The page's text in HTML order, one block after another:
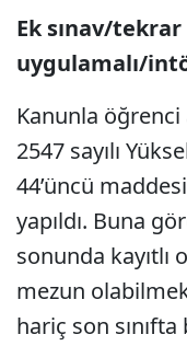
Ek sınav/tekrar
uygulamalı/
Kanunla öğrenci
2547 sayılı
44’üncü
yapıldı. Buna
sonunda
mezun
hariç son